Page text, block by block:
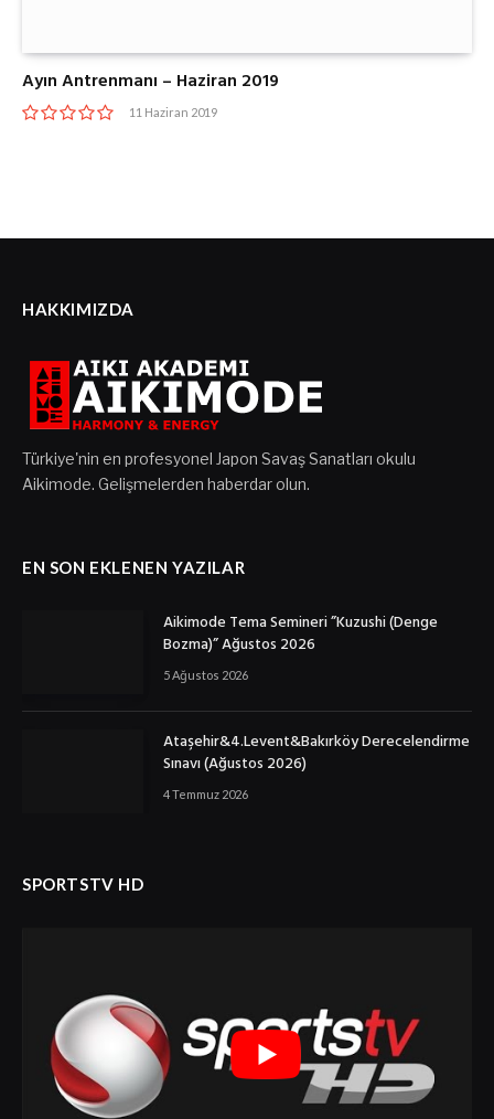
Ayın Antrenmanı – Haziran 2019
11 Haziran 2019
HAKKIMIZDA
Türkiye'nin en profesyonel Japon Savaş Sanatları okulu
Aikimode. Gelişmelerden haberdar olun.
EN SON EKLENEN YAZILAR
Aikimode Tema Semineri ”Kuzushi (Denge
Bozma)” Ağustos 2026
5 Ağustos 2026
Ataşehir&4.Levent&Bakırköy Derecelendirme
Sınavı (Ağustos 2026)
4 Temmuz 2026
SPORTSTV HD